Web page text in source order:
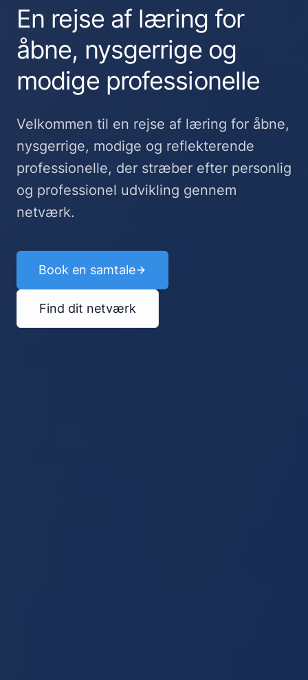
En rejse af læring for
åbne, nysgerrige og
modige professionelle
Velkommen til en rejse af læring for åbne,
nysgerrige, modige og reflekterende
professionelle, der stræber efter personlig
og professionel udvikling gennem
netværk.
Book en samtale
Find dit netværk